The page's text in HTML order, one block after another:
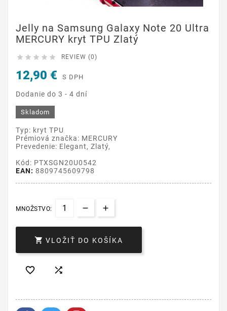
Jelly na Samsung Galaxy Note 20 Ultra
MERCURY kryt TPU Zlatý
     REVIEW (0)
12,90 € S DPH
Dodanie do 3 - 4 dní
Skladom
Typ: kryt TPU
Prémiová značka: MERCURY
Prevedenie: Elegant, Zlatý,
Kód: PTXSGN20U0542
EAN: 8809745609798
MNOŽSTVO:
 VLOŽIŤ DO KOŠÍKA
 